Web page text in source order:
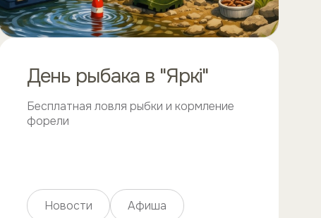
День рыбака в "Яркi"
Бесплатная ловля рыбки и кормление
форели
Новости Афиша